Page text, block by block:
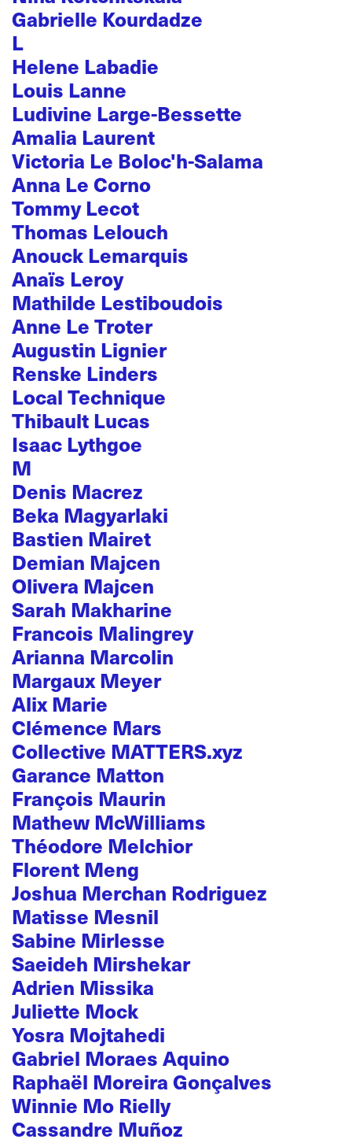
Gabrielle Kourdadze
L
Helene Labadie
Louis Lanne
Ludivine Large-Bessette
Amalia Laurent
Victoria Le Boloc'h-Salama
Anna Le Corno
Tommy Lecot
Thomas Lelouch
Anouck Lemarquis
Anaïs Leroy
Mathilde Lestiboudois
Anne Le Troter
Augustin Lignier
Renske Linders
Local Technique
Thibault Lucas
Isaac Lythgoe
M
Denis Macrez
Beka Magyarlaki
Bastien Mairet
Demian Majcen
Olivera Majcen
Sarah Makharine
Francois Malingrey
Arianna Marcolin
Margaux Meyer
Alix Marie
Clémence Mars
Collective MATTERS.xyz
Garance Matton
François Maurin
Mathew McWilliams
Théodore Melchior
Florent Meng
Joshua Merchan Rodriguez
Matisse Mesnil
Sabine Mirlesse
Saeideh Mirshekar
Adrien Missika
Juliette Mock
Yosra Mojtahedi
Gabriel Moraes Aquino
Raphaël Moreira Gonçalves
Winnie Mo Rielly
Cassandre Muñoz